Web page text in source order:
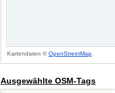
Kartendaten ©OpenStreetMap
Ausgewählte OSM-Tags